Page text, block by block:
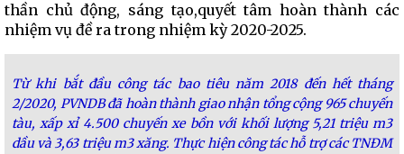
thần chủ động, sáng tạo,quyết tâm hoàn thành các
nhiệm vụ đề ra trong nhiệm kỳ 2020-2025.
Từ khi bắt đầu công tác bao tiêu năm 2018 đến hết tháng
2/2020, PVNDB đã hoàn thành giao nhận tổng cộng 965 chuyến
tàu, xấp xỉ 4.500 chuyến xe bồn với khối lượng 5,21 triệu m3
dầu và 3,63 triệu m3 xăng. Thực hiện công tác hỗ trợ các TNĐM